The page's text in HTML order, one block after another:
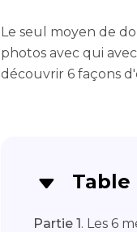
Le seul moyen de
photos avec qui
découvrir 6 façons
Table
Partie 1. Les 6